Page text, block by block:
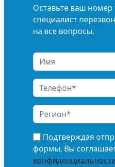
Оставьте ваш
специалист
на все вопросы.
Подтверждая
формы, Вы